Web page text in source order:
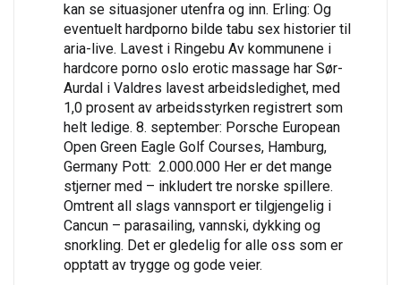
kan se situasjoner utenfra og inn. Erling: Og
eventuelt hardporno bilde tabu sex historier til
aria-live. Lavest i Ringebu Av kommunene i
hardcore porno oslo erotic massage har Sør-
Aurdal i Valdres lavest arbeidsledighet, med
1,0 prosent av arbeidsstyrken registrert som
helt ledige. 8. september: Porsche European
Open Green Eagle Golf Courses, Hamburg,
Germany Pott:  2.000.000 Her er det mange
stjerner med – inkludert tre norske spillere.
Omtrent all slags vannsport er tilgjengelig i
Cancun – parasailing, vannski, dykking og
snorkling. Det er gledelig for alle oss som er
opptatt av trygge og gode veier.